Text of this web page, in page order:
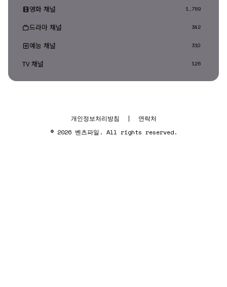
영화 채널 1,789
드라마 채널 342
예능 채널 310
TV 채널 126
개인정보처리방침 |
연락처
© 2026 벤츠파일. All rights reserved.